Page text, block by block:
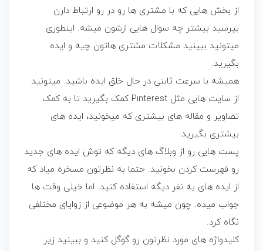
از بخش هایی که با مشتری ها رو در رو ارتباط دارن
بپرسید بیشتر چه سوال هایی ازشون میشه. اینطوری
میتونید ببینید مشکلات مشتری هاتون چیه و ایده
بگیرید.
همیشه با سرعت ثابتی در حال خلق ایده باشید. میتونید
از سایت هایی مثل Pinterest کمک بگیرید تا به کمک
تصاویر و مقاله های بیشتری که میخونید، ایده های
بیشتری بگیرید.
پست هایی رو از وبلاگ های دیگه که توش ایده های جدید
رو فهرست کردن بخونید. حتما به نظرتون مسخره میاد که
از ایده های یه نفر دیگه استفاده کنید. اما خیلی وقت ها
جواب میده. چون میشه به هر موضوعی از زوایای مختلفی
نگاه کرد.
کلیدواژه های مورد نظرتون رو گوگل کنید و ببینید زیر